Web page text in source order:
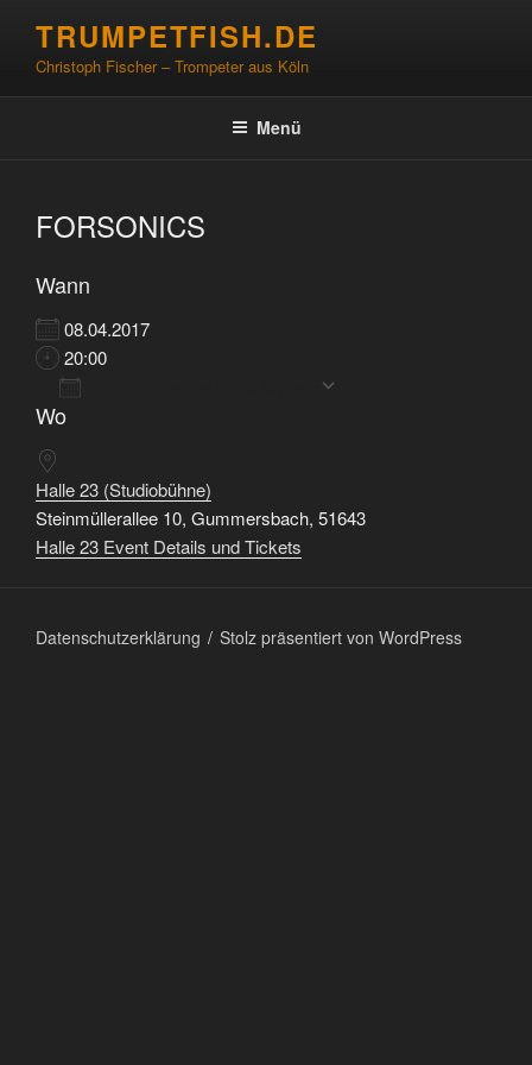
springen
TRUMPETFISH.DE
Christoph Fischer – Trompeter aus Köln
Menü
FORSONICS
Wann
08.04.2017
20:00
Wo
Halle 23 (Studiobühne)
Steinmüllerallee 10, Gummersbach, 51643
Halle 23 Event Details und Tickets
Datenschutzerklärung Stolz präsentiert von WordPress